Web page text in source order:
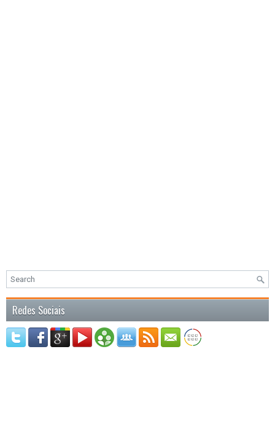
Redes Sociais